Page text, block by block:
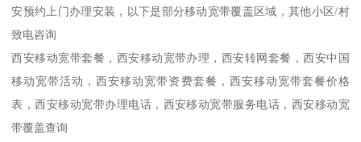
安预约上门办理安装，以下是部分移动宽带覆盖区域，其他小区/村
致电咨询
西安移动宽带套餐，西安移动宽带办理，西安转网套餐，西安中国
移动宽带活动，西安移动宽带资费套餐，西安移动宽带套餐价格
表，西安移动宽带办理电话，西安移动宽带服务电话，西安移动宽
带覆盖查询